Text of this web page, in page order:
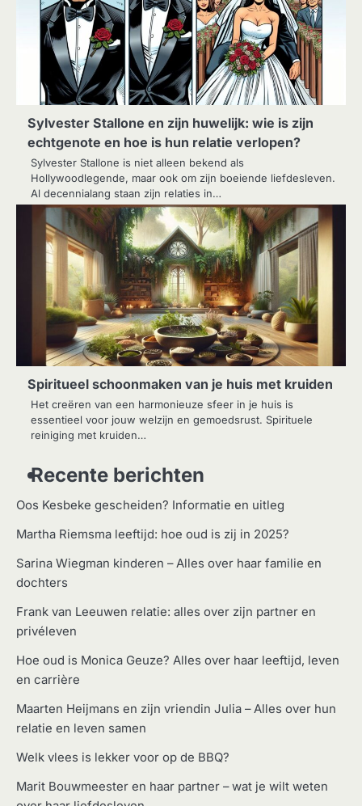
Sylvester Stallone en zijn huwelijk: wie is zijn
echtgenote en hoe is hun relatie verlopen?
Sylvester Stallone is niet alleen bekend als
Hollywoodlegende, maar ook om zijn boeiende liefdesleven.
Al decennialang staan zijn relaties in…
Spiritueel schoonmaken van je huis met kruiden
Het creëren van een harmonieuze sfeer in je huis is
essentieel voor jouw welzijn en gemoedsrust. Spirituele
reiniging met kruiden…
Recente berichten
Oos Kesbeke gescheiden? Informatie en uitleg
Martha Riemsma leeftijd: hoe oud is zij in 2025?
Sarina Wiegman kinderen – Alles over haar familie en
dochters
Frank van Leeuwen relatie: alles over zijn partner en
privéleven
Hoe oud is Monica Geuze? Alles over haar leeftijd, leven
en carrière
Maarten Heijmans en zijn vriendin Julia – Alles over hun
relatie en leven samen
Welk vlees is lekker voor op de BBQ?
Marit Bouwmeester en haar partner – wat je wilt weten